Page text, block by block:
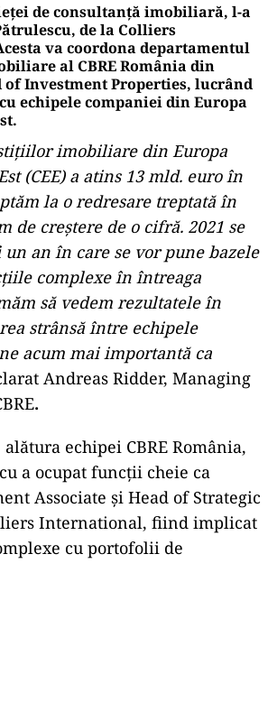
de consultanță imobiliară, l-a
de la Colliers
va coordona departamentul
al CBRE România din
of Investment Properties, lucrând
echipele companiei din Europa
imobiliare din Europa
(CEE) a atins 13 mld. euro în
la o redresare treptată în
de creștere de o cifră. 2021 se
un an în care se vor pune bazele
complexe în întreaga
să vedem rezultatele în
strânsă între echipele
acum mai importantă ca
Andreas Ridder, Managing
.
echipei CBRE România,
a ocupat funcții cheie ca
Associate și Head of Strategic
International, fiind implicat
cu portofolii de